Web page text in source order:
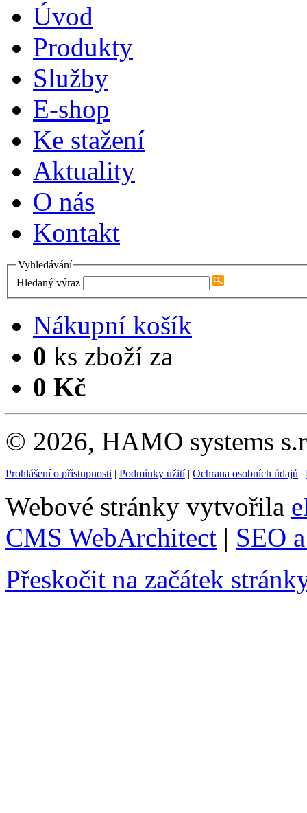
Úvod
Produkty
Služby
E-shop
Ke stažení
Aktuality
O nás
Kontakt
Vyhledávání
Hledaný výraz
Nákupní košík
0 ks zboží za
0 Kč
© 2026, HAMO systems
Prohlášení o přístupnosti | Podmínky užití| Ochrana osobních údajů |
Webové stránky vytvořila
CMS WebArchitect | SEO
Přeskočit na začátek